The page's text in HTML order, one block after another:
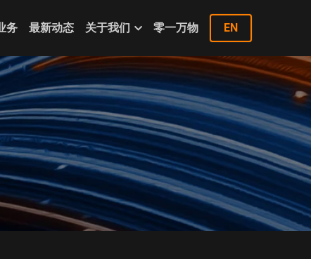
务 最新动态 关于我们 零一万物 EN